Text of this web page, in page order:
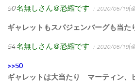
50名無しさん＠恐縮です ：2020/06/19(
ギャレットもスパジェンバーグも当た
54名無しさん＠恐縮です ：2020/06/19(
>>50
ギャレットは大当たり マーティン、